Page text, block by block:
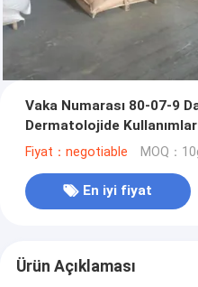
Vaka Numarası 80-07-9
Dermatolojide
Fiyat：negotiable MOQ：
En iyi fiyat
Ürün Açıklaması